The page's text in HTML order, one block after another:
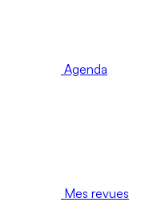
Agenda
Mes revues